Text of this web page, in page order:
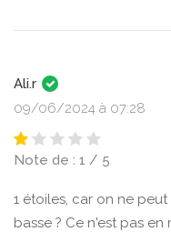
Ali.r
09/06/2024 à 07:28
Note de : 1 / 5
1 étoiles, car on ne
basse ? Ce n'est pas